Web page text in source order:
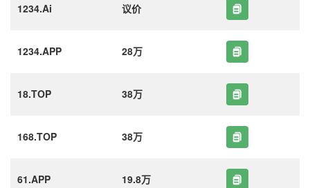
1234.Ai 议价
1234.APP 28万
18.TOP 38万
168.TOP 38万
61.APP 19.8万